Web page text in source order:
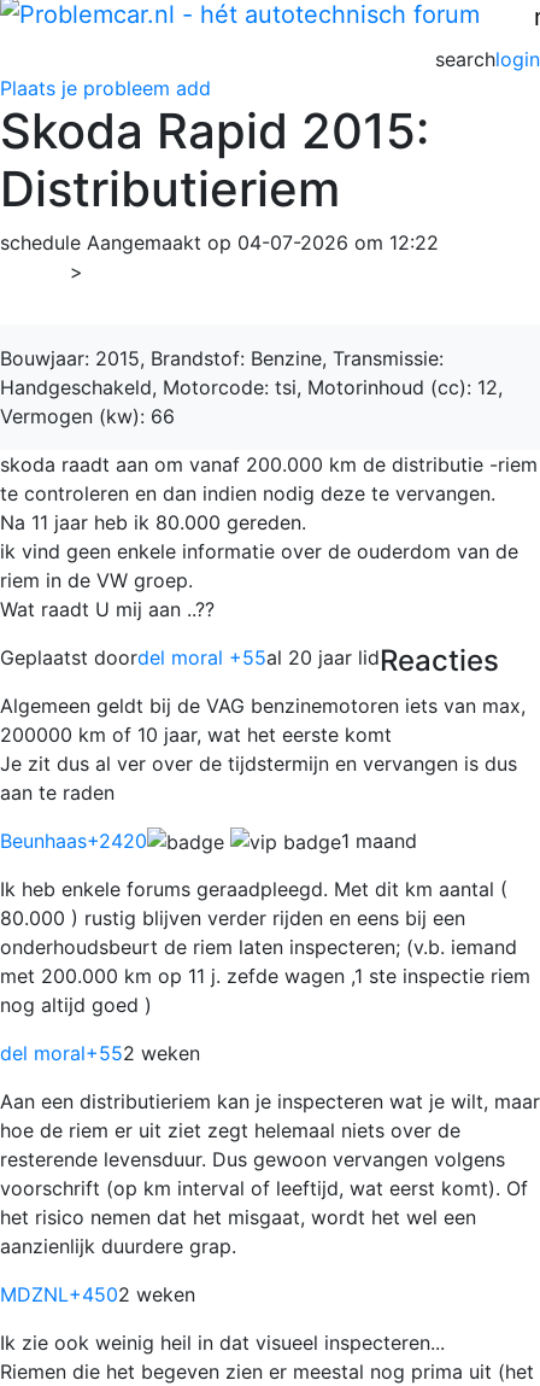
login
search
Plaats je probleem add
Skoda Rapid 2015:
Distributieriem
schedule Aangemaakt op 04-07-2026 om 12:22
>
Bouwjaar: 2015, Brandstof: Benzine, Transmissie:
Handgeschakeld, Motorcode: tsi, Motorinhoud (cc): 12,
Vermogen (kw): 66
skoda raadt aan om vanaf 200.000 km de distributie -riem
te controleren en dan indien nodig deze te vervangen.
Na 11 jaar heb ik 80.000 gereden.
ik vind geen enkele informatie over de ouderdom van de
riem in de VW groep.
Wat raadt U mij aan ..??
Geplaatst doordel moral +55al 20 jaar lidReacties
Algemeen geldt bij de VAG benzinemotoren iets van max,
200000 km of 10 jaar, wat het eerste komt
Je zit dus al ver over de tijdstermijn en vervangen is dus
aan te raden
Beunhaas+2420
1 maand
Ik heb enkele forums geraadpleegd. Met dit km aantal (
80.000 ) rustig blijven verder rijden en eens bij een
onderhoudsbeurt de riem laten inspecteren; (v.b. iemand
met 200.000 km op 11 j. zefde wagen ,1 ste inspectie riem
nog altijd goed )
del moral+552 weken
Aan een distributieriem kan je inspecteren wat je wilt, maar
hoe de riem er uit ziet zegt helemaal niets over de
resterende levensduur. Dus gewoon vervangen volgens
voorschrift (op km interval of leeftijd, wat eerst komt). Of
het risico nemen dat het misgaat, wordt het wel een
aanzienlijk duurdere grap.
MDZNL+4502 weken
Ik zie ook weinig heil in dat visueel inspecteren...
Riemen die het begeven zien er meestal nog prima uit (het